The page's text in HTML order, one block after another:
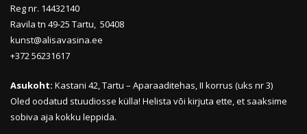
Reg nr. 14432140
Ravila tn 49-25 Tartu, 50408
kunst@alisavasina.ee
+372 56231617
Asukoht: Kastani 42, Tartu – Aparaaditehas, II korrus (uks nr 3)
Oled oodatud stuudiosse külla! Helista või kirjuta ette, et saaksime
sobiva aja kokku leppida.